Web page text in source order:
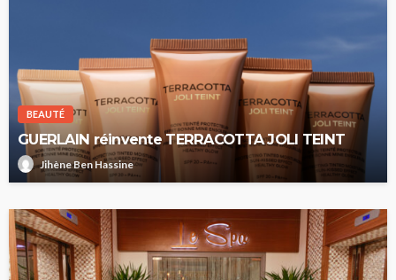
BEAUTÉ
GUERLAIN réinvente TERRACOTTA JOLI TEINT
Jihène Ben Hassine